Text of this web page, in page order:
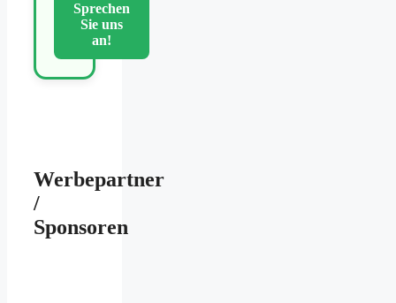
Sprechen
Sie uns
an!
Werbepartner
/
Sponsoren